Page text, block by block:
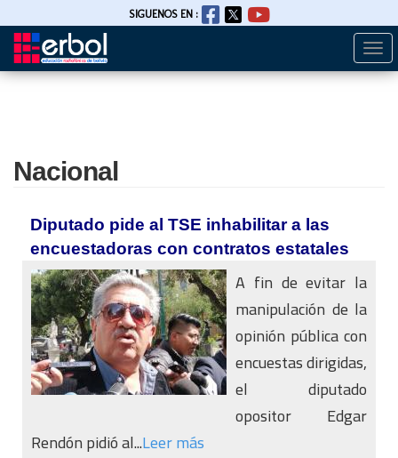
Pasar
SIGUENOS EN :
Nacional
Diputado pide al TSE inhabilitar a las
encuestadoras con contratos estatales
A fin de evitar la
manipulación de la
opinión pública con
encuestas dirigidas,
el diputado
opositor Edgar
Rendón pidió al...Leer más